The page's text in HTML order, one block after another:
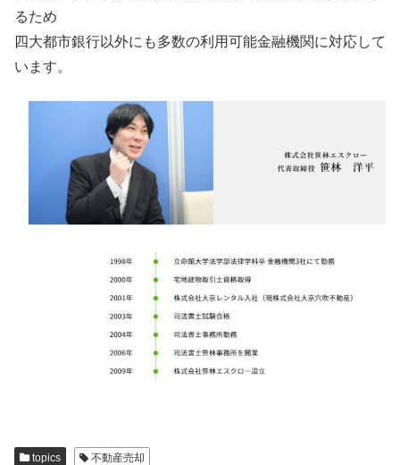
るため
四大都市銀行以外にも多数の利用可能金融機関に対応して
います。
topics 不動産売却